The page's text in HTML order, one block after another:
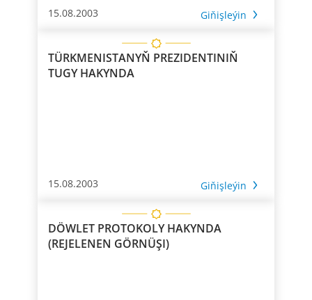
15.08.2003 Giňişleýin
TÜRKMENISTANYŇ PREZIDENTINIŇ
TUGY HAKYNDA
15.08.2003 Giňişleýin
DÖWLET PROTOKOLY HAKYNDA
(REJELENEN GÖRNÜŞI)